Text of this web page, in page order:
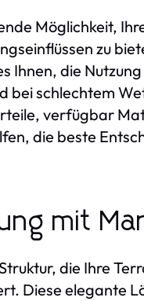
Möglichkeit,
zu
Ihnen, die
bei schlechtem
verfügbar
die beste
mit
die Ihre
Diese elegante